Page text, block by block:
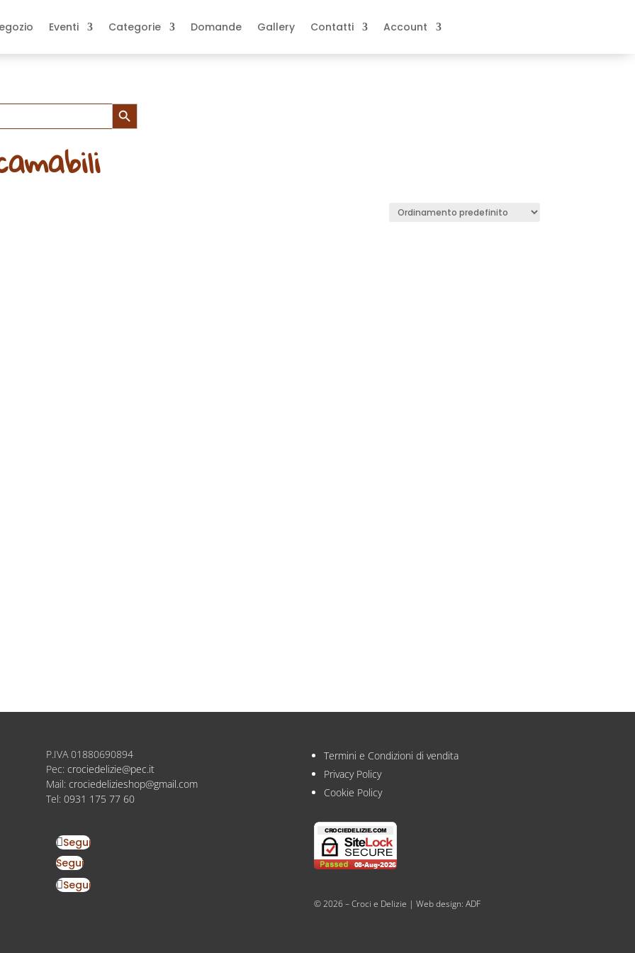
Eventi Categorie Domande Gallery Contatti Account
Search Button
P.IVA01880690894
Pec: crociedelizie@pec.it
Mail: crociedelizieshop@gmail.com
Tel: 0931 175 77 60
Segui
Segui
Segui
Termini e Condizioni di vendita
Privacy Policy
Cookie Policy
© 2026 – Croci e Delizie | Web design: ADF